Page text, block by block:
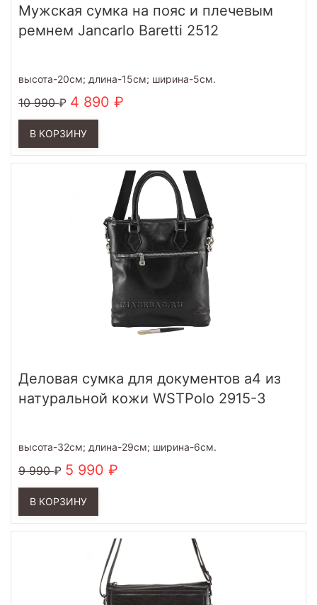
Мужская сумка на пояс и плечевым
ремнем Jancarlo Baretti 2512
высота-20см; длина-15см; ширина-5см.
10 990 4 890
В КОРЗИНУ
Деловая сумка для документов а4 из
натуральной кожи WSTPolo 2915-3
высота-32см; длина-29см; ширина-6см.
9 990 5 990
В КОРЗИНУ